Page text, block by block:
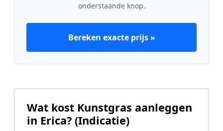
onderstaande knop.
Bereken exacte prijs »
Wat kost Kunstgras aanleggen
in Erica? (Indicatie)